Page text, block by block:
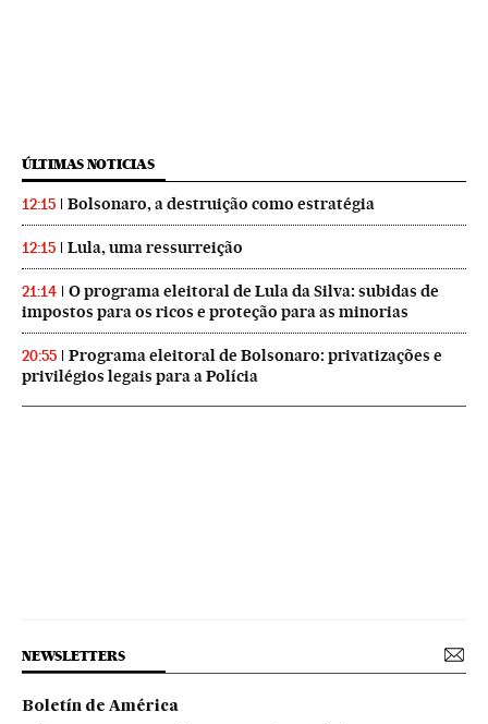
ÚLTIMAS NOTICIAS
12:15 Bolsonaro, a destruição como estratégia
12:15 Lula, uma ressurreição
21:14
O programa eleitoral de Lula da Silva: subidas de
impostos para os ricos e proteção para as minorias
20:55
Programa eleitoral de Bolsonaro: privatizações e
privilégios legais para a Polícia
NEWSLETTERS
Boletín de América